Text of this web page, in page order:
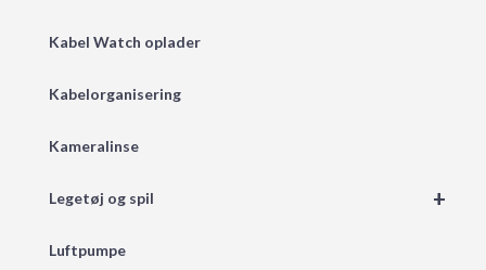
Kabel Watch oplader
Kabelorganisering
Kameralinse
+
Legetøj og spil
Luftpumpe